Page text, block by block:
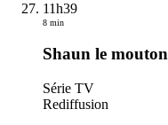
11h39
8 min
Shaun le mouton
Série TV
Rediffusion